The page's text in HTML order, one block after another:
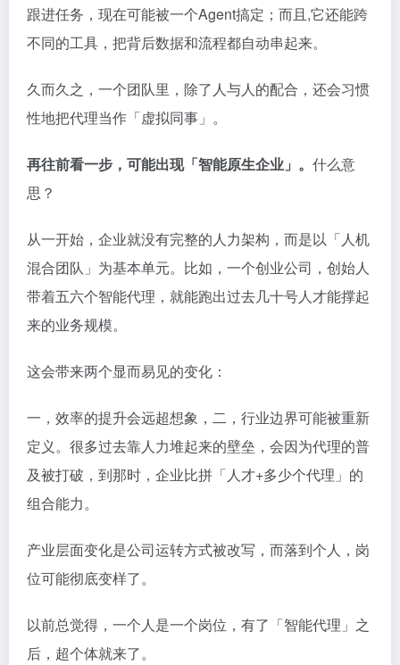
跟进任务，现在可能被一个Agent搞定；而且,它还能跨
不同的工具，把背后数据和流程都自动串起来。
久而久之，一个团队里，除了人与人的配合，还会习惯
性地把代理当作「虚拟同事」。
再往前看一步，可能出现「智能原生企业」。 什么意
思？
从一开始，企业就没有完整的人力架构，而是以「人机
混合团队」为基本单元。比如，一个创业公司，创始人
带着五六个智能代理，就能跑出过去几十号人才能撑起
来的业务规模。
这会带来两个显而易见的变化：
一，效率的提升会远超想象，二，行业边界可能被重新
定义。很多过去靠人力堆起来的壁垒，会因为代理的普
及被打破，到那时，企业比拼「人才+多少个代理」的
组合能力。
产业层面变化是公司运转方式被改写，而落到个人，岗
位可能彻底变样了。
以前总觉得，一个人是一个岗位，有了「智能代理」之
后，超个体就来了。